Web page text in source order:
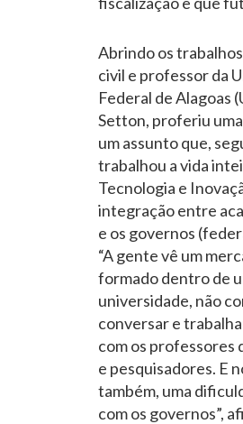
Abrindo os
civil e professor da
Federal de Alagoas
Setton, proferiu
um assunto que,
trabalhou a vida
Tecnologia e
integração entre
e os governos
“A gente vê um
formado dentro de
universidade, não
conversar e
com os professores
e pesquisadores. E
também, uma
com os governos”,